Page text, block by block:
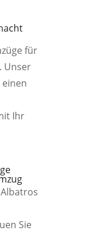
für
Unser
Ihr
Sie